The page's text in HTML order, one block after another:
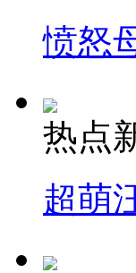
愤怒
热点
超萌